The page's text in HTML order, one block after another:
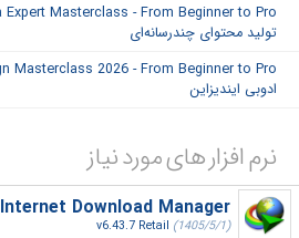
تولید محتوای چندرسانه‌ای
ادوبی ایندیزاین
نرم افزار های مورد نیاز
Internet Download Manager
v6.43.7 Retail (1405/5/1)